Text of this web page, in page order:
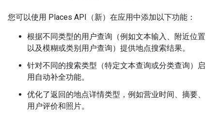
您可以使用 Places API（新）在应用中添加以下功能：
根据不同类型的用户查询（例如文本输入、附近位置
以及模糊或类别用户查询）提供地点搜索结果。
针对不同的搜索类型（特定文本查询或分类查询）启
用自动补全功能。
优化了返回的地点详情类型，例如营业时间、摘要、
用户评价和照片。